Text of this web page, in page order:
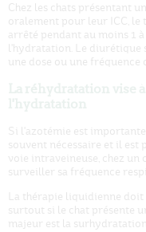
Chez les chats présentant
oralement pour leur ICC,
arrêté pendant au moins 1
l'hydratation. Le diurétique
une dose ou une
Si l'azotémie est
souvent nécessaire et il
voie intraveineuse, chez
surveiller sa fréquence
La thérapie liquidienne
surtout si le chat présente
majeur est la surhydratation.